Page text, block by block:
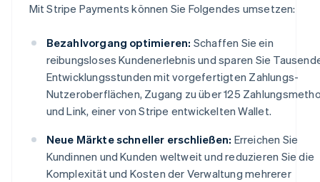
Mit Stripe Payments können Sie Folgendes umsetzen:
Bezahlvorgang optimieren: Schaffen Sie ein
reibungsloses Kundenerlebnis und sparen Sie
Entwicklungsstunden mit vorgefertigten Zahlungs-
Nutzeroberflächen, Zugang zu über 125
und Link, einer von Stripe entwickelten Wallet.
Neue Märkte schneller erschließen: Erreichen Sie
Kundinnen und Kunden weltweit und reduzieren Sie die
Komplexität und Kosten der Verwaltung mehrerer